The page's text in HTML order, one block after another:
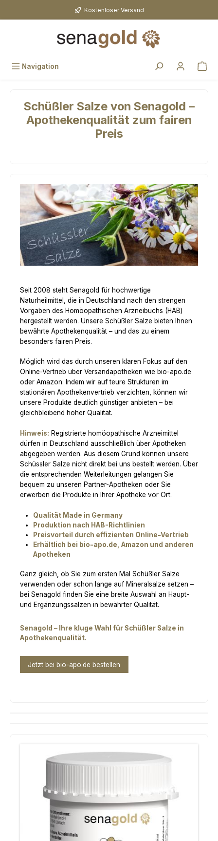
Zum Hauptinhalt springenKostenloser Versand
Navigation
Schüßler Salze von Senagold –
Apothekenqualität zum fairen
Preis
Seit 2008 steht Senagold für hochwertige
Naturheilmittel, die in Deutschland nach den strengen
Vorgaben des Homöopathischen Arzneibuchs (HAB)
hergestellt werden. Unsere Schüßler Salze bieten Ihnen
bewährte Apothekenqualität – und das zu einem
besonders fairen Preis.
Möglich wird das durch unseren klaren Fokus auf den
Online-Vertrieb über Versandapotheken wie bio-apo.de
oder Amazon. Indem wir auf teure Strukturen im
stationären Apothekenvertrieb verzichten, können wir
unsere Produkte deutlich günstiger anbieten – bei
gleichbleibend hoher Qualität.
Hinweis: Registrierte homöopathische Arzneimittel
dürfen in Deutschland ausschließlich über Apotheken
abgegeben werden. Aus diesem Grund können unsere
Schüssler Salze nicht direkt bei uns bestellt werden. Über
die entsprechenden Weiterleitungen gelangen Sie
bequem zu unseren Partner-Apotheken oder Sie
erwerben die Produkte in Ihrer Apotheke vor Ort.
Qualität Made in Germany
Produktion nach HAB-Richtlinien
Preisvorteil durch effizienten Online-Vertrieb
Erhältlich bei bio-apo.de, Amazon und anderen
Apotheken
Ganz gleich, ob Sie zum ersten Mal Schüßler Salze
verwenden oder schon lange auf Mineralsalze setzen –
bei Senagold finden Sie eine breite Auswahl an Haupt-
und Ergänzungssalzen in bewährter Qualität.
Senagold – Ihre kluge Wahl für Schüßler Salze in
Apothekenqualität.
Jetzt bei bio-apo.de bestellen